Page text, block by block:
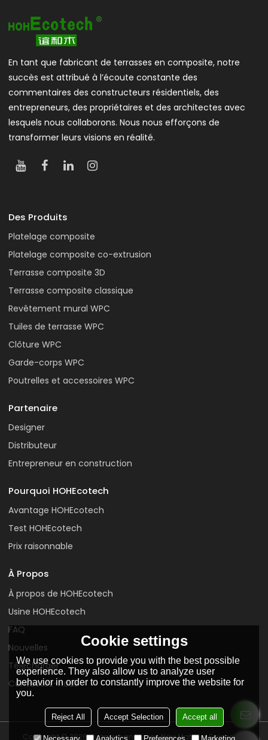
En tant que fabricant de terrasses en composite, notre
succès est attribué à l’écoute constante des
commentaires des constructeurs résidentiels, des
entrepreneurs, des propriétaires et des architectes avec
lesquels nous collaborons. Nous nous efforçons de
transformer leurs visions en réalité.
Des Produits
Platelage composite
Platelage composite co-extrusion
Terrasse composite 3D
Terrasse composite classique
Revêtement mural WPC
Tuiles de terrasse WPC
Clôture WPC
Garde-corps WPC
Poutrelles et accessoires WPC
Partenaire
Designer
Distributeur
Entrepreneur en construction
Pourquoi HOHEcotech
Avantage HOHEcotech
Test HOHEcotech
Prix raisonnable
À Propos
À propos de HOHEcotech
Usine HOHEcotech
FAQ
Nouvelles
Télécharger
Contactez-nous
Copyright © 2026Huangshan Huasu New Material Science &
Cookie settings
We use cookies to provide you with the best possible
experience. They also allow us to analyze user
behavior in order to constantly improve the website for
you.
Reject All Accept Selection Accept all